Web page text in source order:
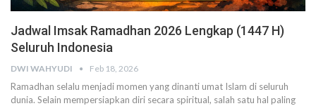
Jadwal Imsak Ramadhan 2026 Lengkap (1447 H)
Seluruh Indonesia
DWI WAHYUDI Feb 18, 2026
Ramadhan selalu menjadi momen yang dinanti umat Islam di seluruh
dunia. Selain mempersiapkan diri secara spiritual, salah satu hal paling